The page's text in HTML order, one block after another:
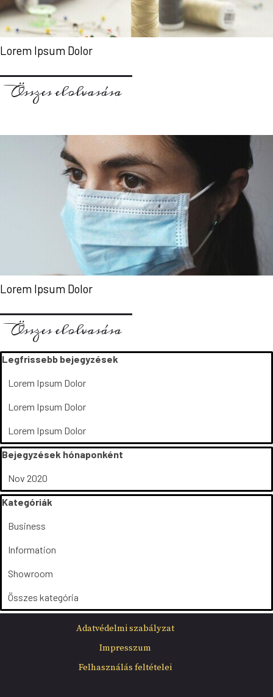
Lorem Ipsum Dolor
Összes elolvasása
Lorem Ipsum Dolor
Összes elolvasása
Kihagy blokk Legfrissebb bejegyzések
Legfrissebb bejegyzések
Lorem Ipsum Dolor
Lorem Ipsum Dolor
Lorem Ipsum Dolor
Kihagy blokk Bejegyzések hónaponként
Bejegyzések hónaponként
Nov 2020
Kihagy blokk Kategóriák
Kategóriák
Business
Information
Showroom
Összes kategória
Ugrás a menüre
Adatvédelmi szabályzat
Impresszum
Felhasználás feltételei